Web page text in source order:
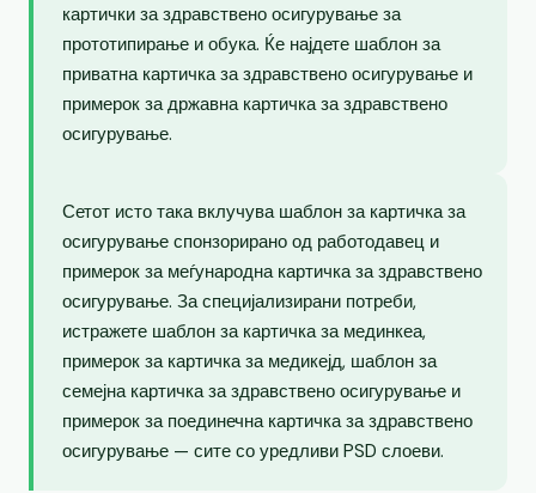
картички за здравствено осигурување за
прототипирање и обука. Ќе најдете шаблон за
приватна картичка за здравствено осигурување и
примерок за државна картичка за здравствено
осигурување.
Сетот исто така вклучува шаблон за картичка за
осигурување спонзорирано од работодавец и
примерок за меѓународна картичка за здравствено
осигурување. За специјализирани потреби,
истражете шаблон за картичка за мединкеа,
примерок за картичка за медикејд, шаблон за
семејна картичка за здравствено осигурување и
примерок за поединечна картичка за здравствено
осигурување — сите со уредливи PSD слоеви.